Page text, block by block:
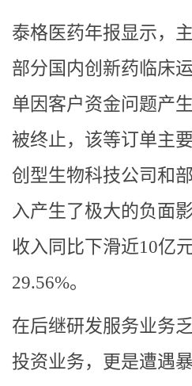
泰格医药年报显示，
部分国内创新药临床
单因客户资金问题产
被终止，该等订单主
创型生物科技公司和
入产生了极大的负面
收入同比下滑近10亿
29.56%。
在后继研发服务业务
投资业务，更是遭遇